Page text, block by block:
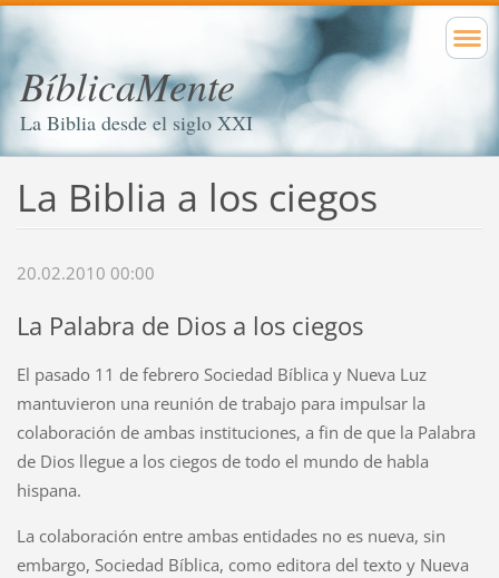
BíblicaMente
La Biblia desde el siglo XXI
La Biblia a los ciegos
20.02.2010 00:00
La Palabra de Dios a los ciegos
El pasado 11 de febrero Sociedad Bíblica y Nueva Luz
mantuvieron una reunión de trabajo para impulsar la
colaboración de ambas instituciones, a fin de que la Palabra
de Dios llegue a los ciegos de todo el mundo de habla
hispana.
La colaboración entre ambas entidades no es nueva, sin
embargo, Sociedad Bíblica, como editora del texto y Nueva